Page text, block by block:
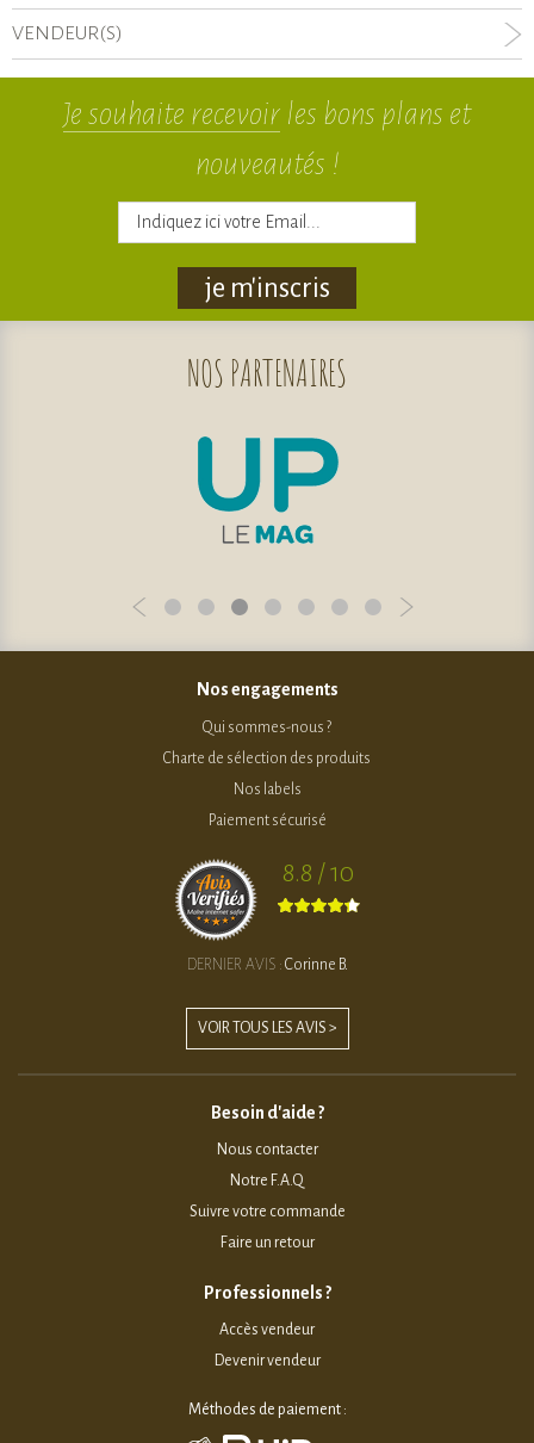
VENDEUR(S)
Je souhaite recevoirles bons plans et
nouveautés !
je m'inscris
NOS PARTENAIRES
Nos engagements
Qui sommes-nous ?
Charte de sélection des produits
Nos labels
Paiement sécurisé
8.8 / 10
DERNIER AVIS : Corinne B.
VOIR TOUS LES AVIS >
Besoin d'aide ?
Nous contacter
Notre F.A.Q
Suivre votre commande
Faire un retour
Professionnels ?
Accès vendeur
Devenir vendeur
Méthodes de paiement :